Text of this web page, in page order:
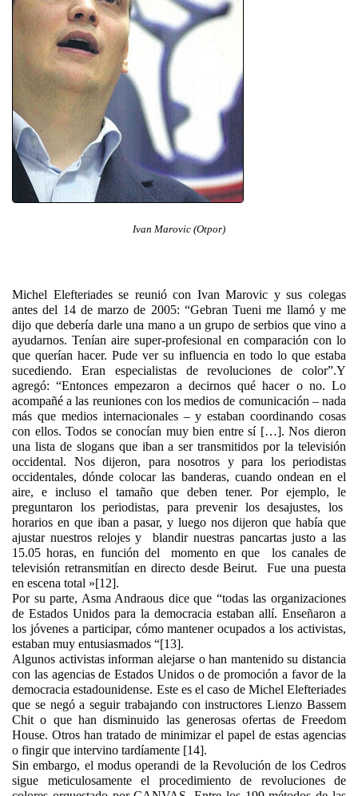
Ivan Marovic (Otpor)
Michel Elefteriades se reunió con Ivan Marovic y sus colegas
antes del 14 de marzo de 2005: “Gebran Tueni me llamó y me
dijo que debería darle una mano a un grupo de serbios que vino a
ayudarnos. Tenían aire super-profesional en comparación con lo
que querían hacer. Pude ver su influencia en todo lo que estaba
sucediendo. Eran especialistas de revoluciones de color”.Y
agregó: “Entonces empezaron a decirnos qué hacer o no. Lo
acompañé a las reuniones con los medios de comunicación – nada
más que medios internacionales – y estaban coordinando cosas
con ellos. Todos se conocían muy bien entre sí […]. Nos dieron
una lista de slogans que iban a ser transmitidos por la televisión
occidental. Nos dijeron, para nosotros y para los periodistas
occidentales, dónde colocar las banderas, cuando ondean en el
aire, e incluso el tamaño que deben tener. Por ejemplo, le
preguntaron los periodistas, para prevenir los desajustes, los
horarios en que iban a pasar, y luego nos dijeron que había que
ajustar nuestros relojes y blandir nuestras pancartas justo a las
15.05 horas, en función del momento en que los canales de
televisión retransmitían en directo desde Beirut. Fue una puesta
en escena total »[12].
Por su parte, Asma Andraous dice que “todas las organizaciones
de Estados Unidos para la democracia estaban allí. Enseñaron a
los jóvenes a participar, cómo mantener ocupados a los activistas,
estaban muy entusiasmados “[13].
Algunos activistas informan alejarse o han mantenido su distancia
con las agencias de Estados Unidos o de promoción a favor de la
democracia estadounidense. Este es el caso de Michel Elefteriades
que se negó a seguir trabajando con instructores Lienzo Bassem
Chit o que han disminuido las generosas ofertas de Freedom
House. Otros han tratado de minimizar el papel de estas agencias
o fingir que intervino tardíamente [14].
Sin embargo, el modus operandi de la Revolución de los Cedros
sigue meticulosamente el procedimiento de revoluciones de